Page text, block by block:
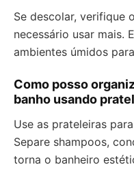
Se descolar, verifique
necessário usar mais.
ambientes úmidos
Como posso
banho usando
Use as prateleiras
Separe shampoos,
torna o banheiro